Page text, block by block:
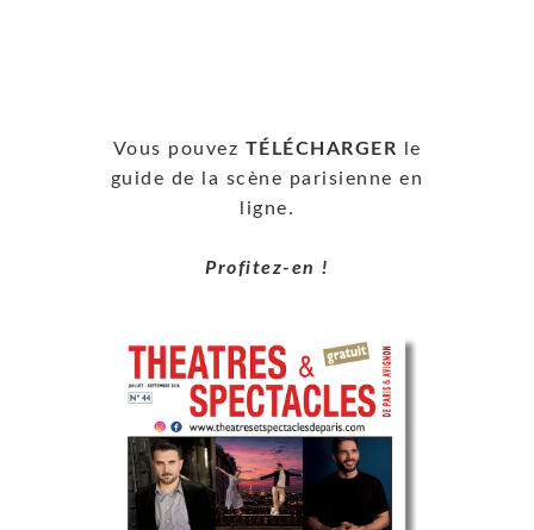
Vous pouvez TÉLÉCHARGER le
guide de la scène parisienne en
ligne.
Profitez-en !